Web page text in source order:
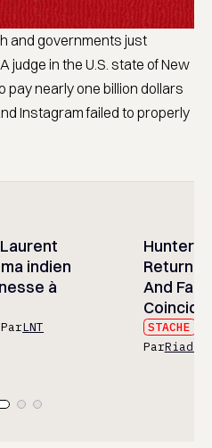
and governments just
judge in the U.S. state of New
pay nearly one billion dollars
Instagram failed to properly
indien
à
ParLNT
Hunter
And
STACHE
ParRiad